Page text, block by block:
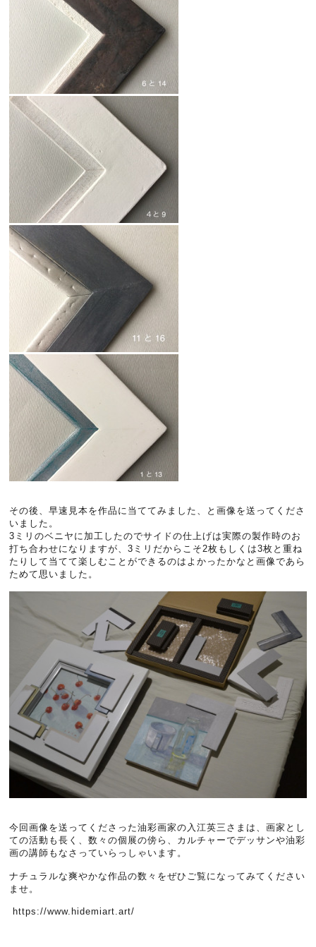
その後、早速見本を作品に当ててみました、と画像を送ってくださ
いました。
3ミリのベニヤに加工したのでサイドの仕上げは実際の製作時のお
打ち合わせになりますが、3ミリだからこそ2枚もしくは3枚と重ね
たりして当てて楽しむことができるのはよかったかなと画像であら
ためて思いました。
今回画像を送ってくださった油彩画家の入江英三さまは、画家とし
ての活動も長く、数々の個展の傍ら、カルチャーでデッサンや油彩
画の講師もなさっていらっしゃいます。
ナチュラルな爽やかな作品の数々をぜひご覧になってみてください
ませ。
https://www.hidemiart.art/